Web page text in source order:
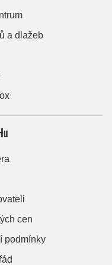
a dlažeb
cen
podmínky